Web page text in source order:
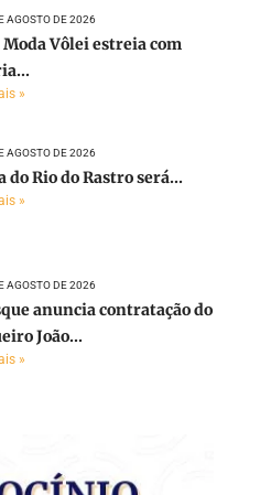
AGOSTO DE 2026
Moda Vôlei estreia com
»
AGOSTO DE 2026
do Rio do Rastro será...
»
AGOSTO DE 2026
anuncia contratação do
João...
»